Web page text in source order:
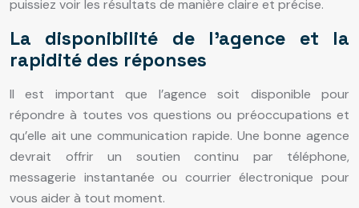
puissiez voir les résultats de manière claire et précise.
La disponibilité de l’agence et la
rapidité des réponses
Il est important que l’agence soit disponible pour
répondre à toutes vos questions ou préoccupations et
qu’elle ait une communication rapide. Une bonne agence
devrait offrir un soutien continu par téléphone,
messagerie instantanée ou courrier électronique pour
vous aider à tout moment.